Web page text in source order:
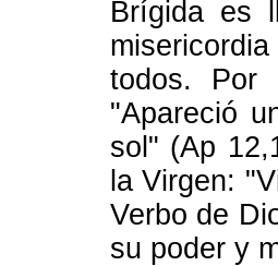
Brígida es
todos.
"Apareció
sol" (Ap
la Virgen:
Verbo de
su poder y